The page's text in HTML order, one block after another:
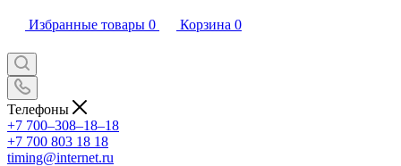
Избранные товары 0 Корзина 0
Телефоны
+7 700‒308‒18‒18
+7 700 803 18 18
timing@internet.ru